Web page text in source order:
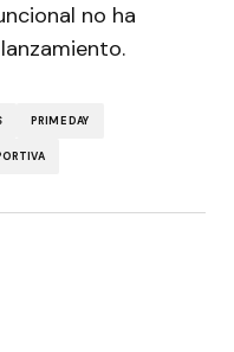
no ha
PRIME DAY